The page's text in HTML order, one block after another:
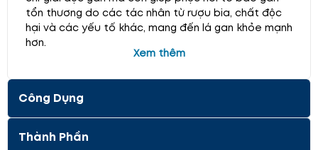
tổn thương do các tác nhân từ rượu bia, chất độc
hại và các yếu tố khác, mang đến lá gan khỏe mạnh
hơn.
thanh lọc và đào thải độc tố ra khỏi cơ thể,
bảo vệ gan khỏi các tác nhân gây hại. Sản
phẩm hỗ trợ làm sạch gan và giúp gan hoạt
Xem thêm
Công Dụng
Thành Phần